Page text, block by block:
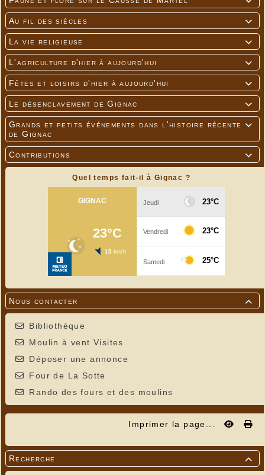

Au fil des siècles

La vie religieuse

L'agriculture d'hier à aujourd'hui

Fêtes et loisirs d'hier à aujourd'hui

Le désenclavement de Gignac

Grands et petits événements dans l'histoire récente
de Gignac

Contributions
Quel temps fait-il à Gignac ?

Nous contacter
Bibliothèque
Moulin à vent Visites
Déposer une annonce
Four de La Sotte
Rando des fours et des moulins
Imprimer la page...

Recherche